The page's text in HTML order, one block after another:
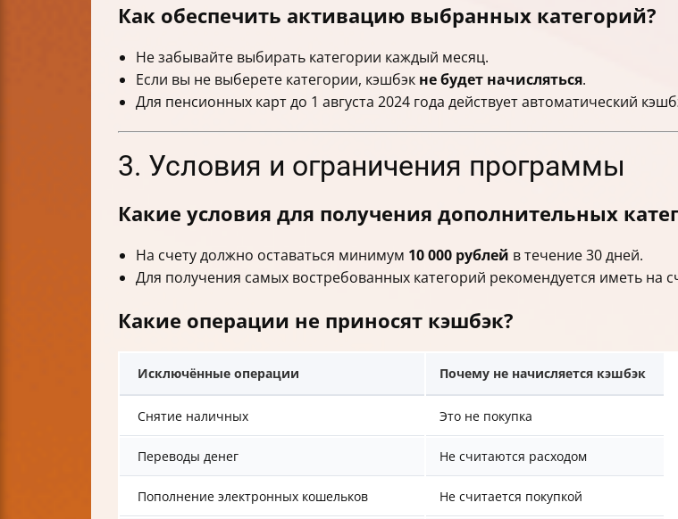
Как обеспечить активацию выбранных категорий?
Не забывайте выбирать категории каждый месяц.
Если вы не выберете категории, кэшбэк не будет начисляться.
Для пенсионных карт до 1 августа 2024 года действует автоматический
3. Условия и ограничения программы
Какие условия для получения дополнительных
На счету должно оставаться минимум 10 000 рублей в течение 30 дней.
Для получения самых востребованных категорий рекомендуется иметь на
Какие операции не приносят кэшбэк?
Исключённые операции Почему не начисляется кэшбэк
Снятие наличных Это не покупка
Переводы денег Не считаются расходом
Пополнение электронных кошельков Не считается покупкой